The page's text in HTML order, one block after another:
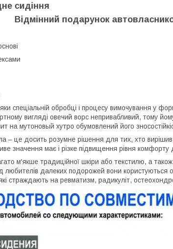
сидіння
Відмінний подарунок
спеціальній обробці і процесу вимочування у
вигляді овечий ворс непривабливий, тому
на мутоновый хутро обумовлений його
– це досить розумне рішення для тих, хто
значення має і різке підвищення рівня комфорту
м'якше традиційної шкіри або текстилю, а
любителів далеких подорожей вони користуються
страждають на ревматизм, радикуліт,